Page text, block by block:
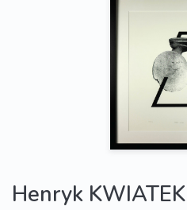
Henryk KWIATEK